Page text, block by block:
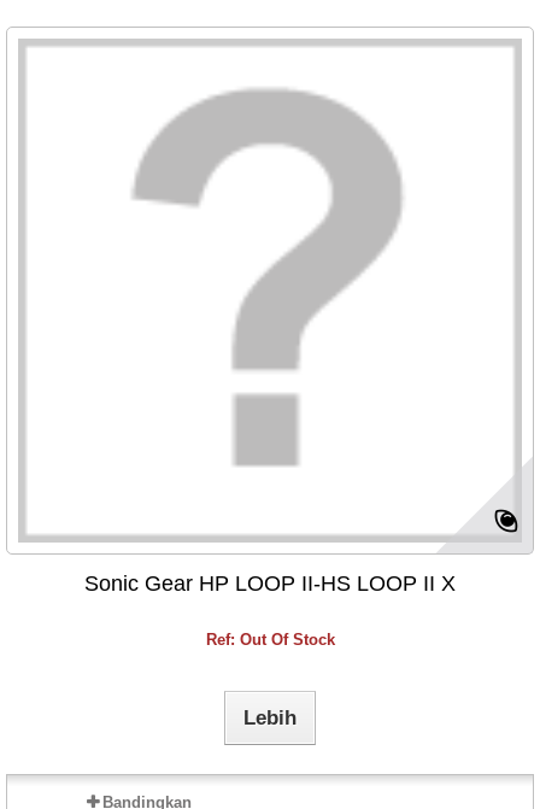
Sonic Gear HP LOOP II-HS LOOP II X
Ref: Out Of Stock
Lebih
Bandingkan